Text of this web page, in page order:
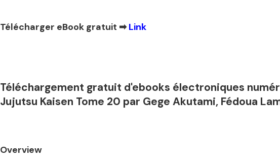
Télécharger eBook gratuit ➡Link
Téléchargement gratuit d'ebooks électroniques
Jujutsu Kaisen Tome 20 par Gege Akutami, Fédoua
Overview